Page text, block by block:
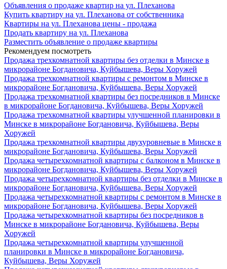
Объявления о продаже квартир на ул. Плеханова
Купить квартиру на ул. Плеханова от собственника
Квартиры на ул. Плеханова цены - продажа
Продать квартиру на ул. Плеханова
Разместить объявление о продаже квартиры
Рекомендуем посмотреть
Продажа трехкомнатной квартиры без отделки в Минске в
микрорайоне Богдановича, Куйбышева, Веры Хоружей
Продажа трехкомнатной квартиры с ремонтом в Минске в
микрорайоне Богдановича, Куйбышева, Веры Хоружей
Продажа трехкомнатной квартиры без посредников в Минске
в микрорайоне Богдановича, Куйбышева, Веры Хоружей
Продажа трехкомнатной квартиры улучшенной планировки в
Минске в микрорайоне Богдановича, Куйбышева, Веры
Хоружей
Продажа трехкомнатной квартиры двухуровневые в Минске в
микрорайоне Богдановича, Куйбышева, Веры Хоружей
Продажа четырехкомнатной квартиры с балконом в Минске в
микрорайоне Богдановича, Куйбышева, Веры Хоружей
Продажа четырехкомнатной квартиры без отделки в Минске в
микрорайоне Богдановича, Куйбышева, Веры Хоружей
Продажа четырехкомнатной квартиры с ремонтом в Минске в
микрорайоне Богдановича, Куйбышева, Веры Хоружей
Продажа четырехкомнатной квартиры без посредников в
Минске в микрорайоне Богдановича, Куйбышева, Веры
Хоружей
Продажа четырехкомнатной квартиры улучшенной
планировки в Минске в микрорайоне Богдановича,
Куйбышева, Веры Хоружей